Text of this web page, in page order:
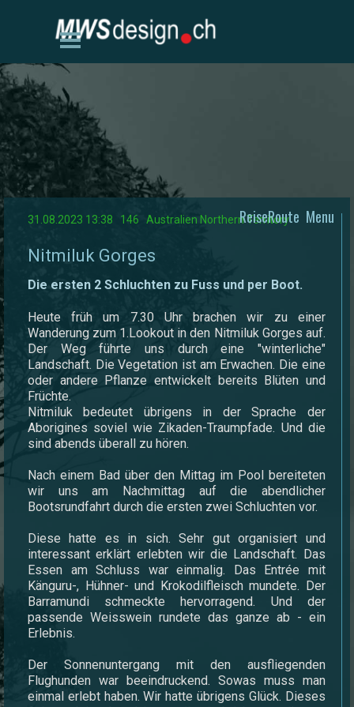
Menü überspringen
ReiseRoute Menu
31.08.2023 13:38 146 Australien Northern Territory
Nitmiluk Gorges
Die ersten 2 Schluchten zu Fuss und per Boot.
Heute früh um 7.30 Uhr brachen wir zu einer
Wanderung zum 1.Lookout in den Nitmiluk Gorges auf.
Der Weg führte uns durch eine "winterliche"
Landschaft. Die Vegetation ist am Erwachen. Die eine
oder andere Pflanze entwickelt bereits Blüten und
Früchte.
Nitmiluk bedeutet übrigens in der Sprache der
Aborigines soviel wie Zikaden-Traumpfade. Und die
sind abends überall zu hören.
Nach einem Bad über den Mittag im Pool bereiteten
wir uns am Nachmittag auf die abendlicher
Bootsrundfahrt durch die ersten zwei Schluchten vor.
Diese hatte es in sich. Sehr gut organisiert und
interessant erklärt erlebten wir die Landschaft. Das
Essen am Schluss war einmalig. Das Entrée mit
Känguru-, Hühner- und Krokodilfleisch mundete. Der
Barramundi schmeckte hervorragend. Und der
passende Weisswein rundete das ganze ab - ein
Erlebnis.
Der Sonnenuntergang mit den ausfliegenden
Flughunden war beeindruckend. Sowas muss man
einmal erlebt haben. Wir hatte übrigens Glück. Dieses